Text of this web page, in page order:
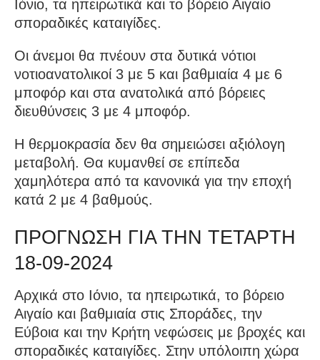
Ιόνιο, τα ηπειρωτικά και το βόρειο Αιγαίο
σποραδικές καταιγίδες.
Οι άνεμοι θα πνέουν στα δυτικά νότιοι
νοτιοανατολικοί 3 με 5 και βαθμιαία 4 με 6
μποφόρ και στα ανατολικά από βόρειες
διευθύνσεις 3 με 4 μποφόρ.
Η θερμοκρασία δεν θα σημειώσει αξιόλογη
μεταβολή. Θα κυμανθεί σε επίπεδα
χαμηλότερα από τα κανονικά για την εποχή
κατά 2 με 4 βαθμούς.
ΠΡΟΓΝΩΣΗ ΓΙΑ ΤΗΝ ΤΕΤΑΡΤΗ
18-09-2024
Αρχικά στο Ιόνιο, τα ηπειρωτικά, το βόρειο
Αιγαίο και βαθμιαία στις Σποράδες, την
Εύβοια και την Κρήτη νεφώσεις με βροχές και
σποραδικές καταιγίδες. Στην υπόλοιπη χώρα